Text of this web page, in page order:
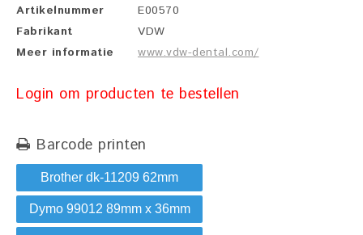
Artikelnummer
E00570
Fabrikant
VDW
Meer informatie
www.vdw-dental.com/
Login om producten te bestellen
Barcode printen
Brother dk-11209 62mm
Dymo 99012 89mm x 36mm